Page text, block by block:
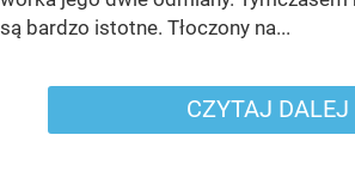
są bardzo istotne. Tłoczony na...
CZYTAJ DALEJ